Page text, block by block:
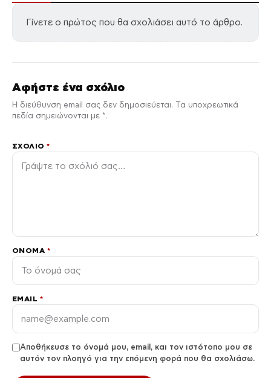
Γίνετε ο πρώτος που θα σχολιάσει αυτό το άρθρο.
Αφήστε ένα σχόλιο
Η διεύθυνση email σας δεν δημοσιεύεται. Τα υποχρεωτικά
πεδία σημειώνονται με *.
ΣΧΌΛΙΟ*
ΌΝΟΜΑ *
EMAIL *
Αποθήκευσε το όνομά μου, email, και τον ιστότοπο μου σε
αυτόν τον πλοηγό για την επόμενη φορά που θα σχολιάσω.